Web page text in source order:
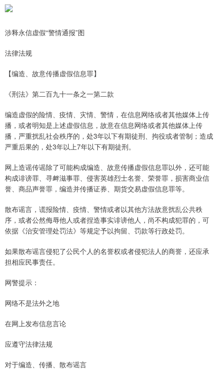
涉释永信虚假“警情通报”图
法律法规
【编造、故意传播虚假信息罪】
《刑法》第二百九十一条之一第二款
编造虚假的险情、疫情、灾情、警情，在信息网络或者其他媒体上传
播，或者明知是上述虚假信息，故意在信息网络或者其他媒体上传
播，严重扰乱社会秩序的，处3年以下有期徒刑、拘役或者管制；造成
严重后果的，处3年以上7年以下有期徒刑。
网上造谣传谣除了可能构成编造、故意传播虚假信息罪以外，还可能
构成诽谤罪、寻衅滋事罪、侵害英雄烈士名誉、荣誉罪，损害商业信
誉、商品声誉罪，编造并传播证券、期货交易虚假信息罪等。
散布谣言，谎报险情、疫情、警情或者以其他方法故意扰乱公共秩
序，或者公然侮辱他人或者捏造事实诽谤他人，尚不构成犯罪的，可
依据《治安管理处罚法》等规定予以拘留、罚款等行政处罚。
如果散布谣言侵犯了公民个人的名誉权或者侵犯法人的商誉，还应承
担相应民事责任。
网警提示：
网络不是法外之地
在网上发布信息言论
应遵守法律法规
对于编造、传播、散布谣言